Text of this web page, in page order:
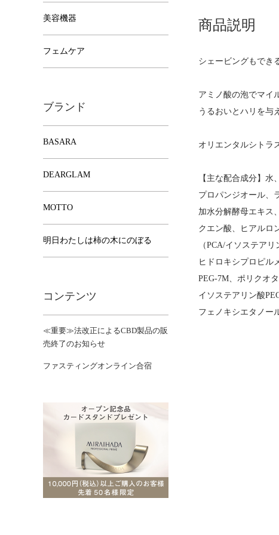
商品説明
シェービングもでき
アミノ酸の泡でマイ
うるおいとハリを与
オリエンタルシトラ
【主な配合成分】水
プロパンジオール、
加水分解酵母エキス
クエン酸、ヒアルロ
（PCA/イソステアリ
ヒドロキシプロピル
PEG-7M、ポリクオ
イソステアリン酸
フェノキシエタノー
美容機器
フェムケア
ブランド
BASARA
DEARGLAM
MOTTO
明日わたしは柿の木にのぼる
コンテンツ
≪重要≫法改正によるCBD製品の販
売終了のお知らせ
ファスティングオンライン合宿